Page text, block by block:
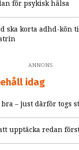
för psykisk hälsa
ska korta adhd-kön
ANNONS
idag
bra – just därför togs
upptäcka redan